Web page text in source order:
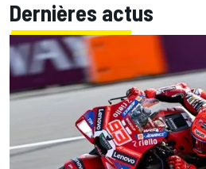
Dernières actus